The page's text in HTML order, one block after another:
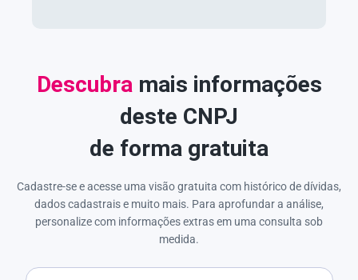
Descubra mais informações
deste CNPJ
de forma gratuita
Cadastre-se e acesse uma visão gratuita com histórico de dívidas,
dados cadastrais e muito mais. Para aprofundar a análise,
personalize com informações extras em uma consulta sob
medida.